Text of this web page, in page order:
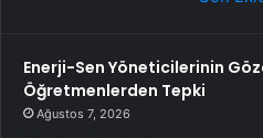
Enerji-Sen Yöneticilerinin
Öğretmenlerden Tepki
Ağustos 7, 2026